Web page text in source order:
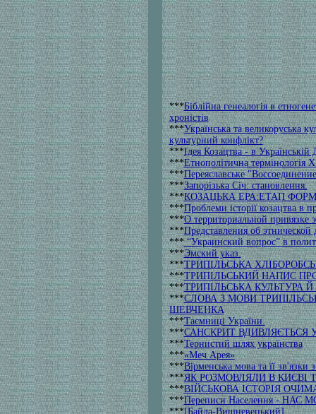
***Біблійна генеалогія в
хроністів
***Українська та великоруська
культурний конфлікт?
***Ідея Козацтва - в Українській
***Етнополітична термінологія
***Переяславське
***Запорізька Січ: становлення.
***КОЗАЦЬКА ЕРА:ЕТАП
***Проблеми історії козацтва в
***О территориальной привязке
***Представления об
***“Украинский вопрос” в
***Эмский указ.
***ТРИПІЛЬСЬКА
***ТРИПІЛЬСЬКИЙ НАПИС
***ТРИПІЛЬСЬКА КУЛЬТУРА
***СЛОВА З МОВИ
ШЕВЧЕНКА
***Таємниці України.
***САНСКРИТ ВДИВЛЯЄТЬСЯ
***Тернистий шлях українства
***«Меч Арея»
***Вірменська мова та її
***ЯК РОЗМОВЛЯЛИ В КИЄВІ
***ВIЙСЬКОВА IСТОРIЯ
***Переписи Населення -
***[Байда-Вишневецький]